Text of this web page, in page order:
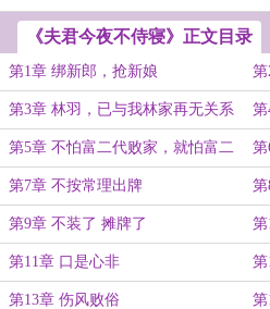
《夫君今夜不侍寝》正文目录
第1章 绑新郎，抢新娘
第3章 林羽，已与我林家再无关系
第5章 不怕富二代败家，就怕富二
代创业
第7章 不按常理出牌
第9章 不装了 摊牌了
第11章 口是心非
第13章 伤风败俗